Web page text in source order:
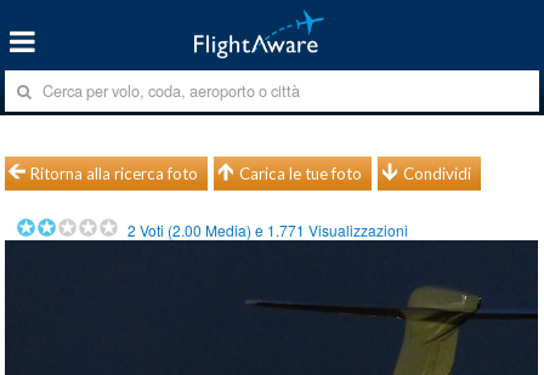
Ritorna alla ricerca foto Carica le tue foto Condividi
2 Voti (2.00 Media) e 1.771 Visualizzazioni